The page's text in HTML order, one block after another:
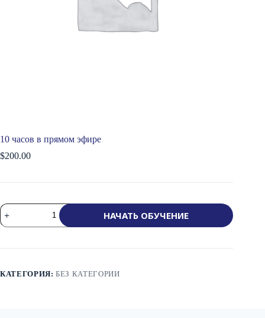
10 часов в прямом эфире
$200.00
Количество
товара
10
Live
НАЧАТЬ ОБУЧЕНИЕ
КАТЕГОРИЯ:БЕЗ КАТЕГОРИИ